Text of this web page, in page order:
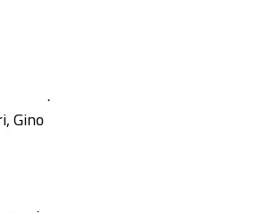
.
Gino